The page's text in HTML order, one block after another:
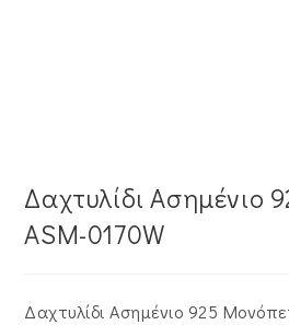
Δαχτυλίδι Ασημένιο
ASM-0170W
Δαχτυλίδι Ασημένιο 925